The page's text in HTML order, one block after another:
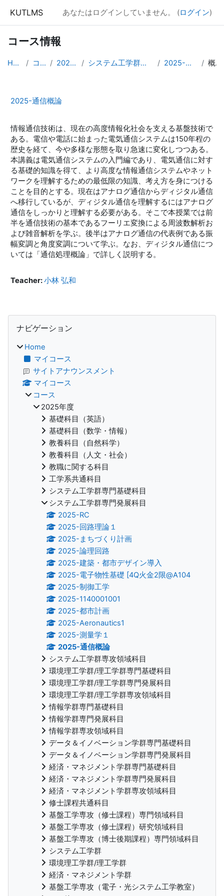
KUTLMS あなたはログインしていません。 (ログイン)
コース情報
Home コース 2025年度 システム工学群専門発展科目 2025-通信概論 概要
2025-通信概論
情報通信技術は、現在の高度情報化社会を支える基盤技術で
ある。電信や電話に始まった電気通信システムは150年程の
歴史を経て、今や多様な形態を取り急速に変化しつつある。
本講義は電気通信システムの入門編であり、電気通信に対す
る基礎的知識を得て、より高度な情報通信システムやネット
ワークを理解するための最低限の知識、考え方を身につける
ことを目的とする。現在はアナログ通信からディジタル通信
へ移行しているが、ディジタル通信を理解するにはアナログ
通信をしっかりと理解する必要がある。そこで本授業では前
半を通信技術の基本であるフーリエ変換による周波数解析お
よび雑音解析を学ぶ。後半はアナログ通信の代表例である振
幅変調と角度変調について学ぶ。なお、ディジタル通信につ
いては「通信処理概論」で詳しく説明する。
Teacher:小林 弘和
ブロック
ナビゲーション
Home
マイコース
サイトアナウンスメント
マイコース
コース
2025年度
基礎科目（英語）
基礎科目（数学・情報）
教養科目（自然科学）
教養科目（人文・社会）
教職に関する科目
工学系共通科目
システム工学群専門基礎科目
システム工学群専門発展科目
2025-RC
2025-回路理論１
2025-まちづくり計画
2025-論理回路
2025-建築・都市デザイン導入
2025-電子物性基礎 [4Q火金2限@A104
2025-制御工学
2025-1140001001
2025-都市計画
2025-Aeronautics1
2025-測量学１
2025-通信概論
システム工学群専攻領域科目
環境理工学群/理工学群専門基礎科目
環境理工学群/理工学群専門発展科目
環境理工学群/理工学群専攻領域科目
情報学群専門基礎科目
情報学群専門発展科目
情報学群専攻領域科目
データ＆イノベーション学群専門基礎科目
データ＆イノベーション学群専門発展科目
経済・マネジメント学群専門基礎科目
経済・マネジメント学群専門発展科目
経済・マネジメント学群専攻領域科目
修士課程共通科目
基盤工学専攻（修士課程）専門領域科目
基盤工学専攻（修士課程）研究領域科目
基盤工学専攻（博士後期課程）専門領域科目
システム工学群
環境理工学群/理工学群
経済・マネジメント学群
基盤工学専攻（電子・光システム工学教室）